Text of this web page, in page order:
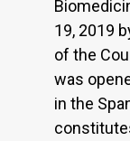
19, 2019
of the
was
in the